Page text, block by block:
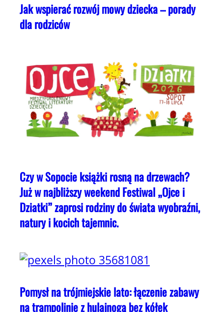
Jak wspierać rozwój mowy dziecka – porady
dla rodziców
Czy w Sopocie książki rosną na drzewach?
Już w najbliższy weekend Festiwal „Ojce i
Dziatki” zaprosi rodziny do świata wyobraźni,
natury i kocich tajemnic.
Pomysł na trójmiejskie lato: łączenie zabawy
na trampolinie z hulajnogą bez kółek